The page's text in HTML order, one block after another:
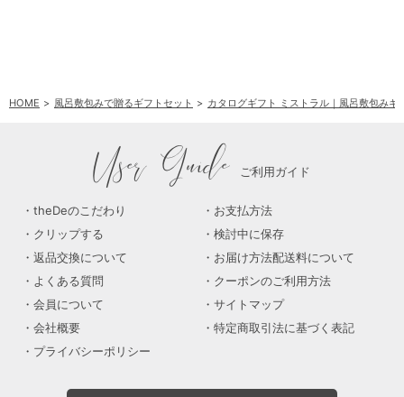
HOME 風呂敷包みで贈るギフトセット カタログギフト ミストラル｜風呂敷包みギ
User Guide ご利用ガイド
theDeのこだわり
お支払方法
クリップする
検討中に保存
返品交換について
お届け方法配送料について
よくある質問
クーポンのご利用方法
会員について
サイトマップ
会社概要
特定商取引法に基づく表記
プライバシーポリシー